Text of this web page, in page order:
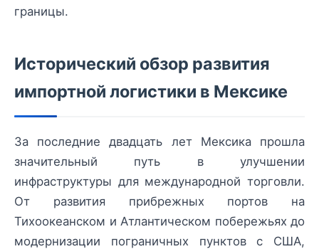
границы.
Исторический обзор развития
импортной логистики в Мексике
За последние двадцать лет Мексика прошла
значительный путь в улучшении
инфраструктуры для международной торговли.
От развития прибрежных портов на
Тихоокеанском и Атлантическом побережьях до
модернизации пограничных пунктов с США,